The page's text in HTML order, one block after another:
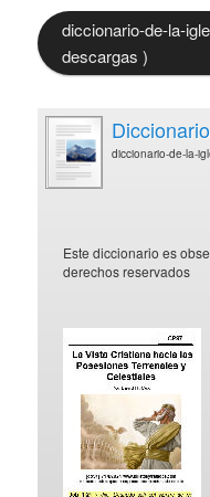
diccionario-de-la-
descargas )
diccionario-de-la-
Este diccionario es
derechos reservados